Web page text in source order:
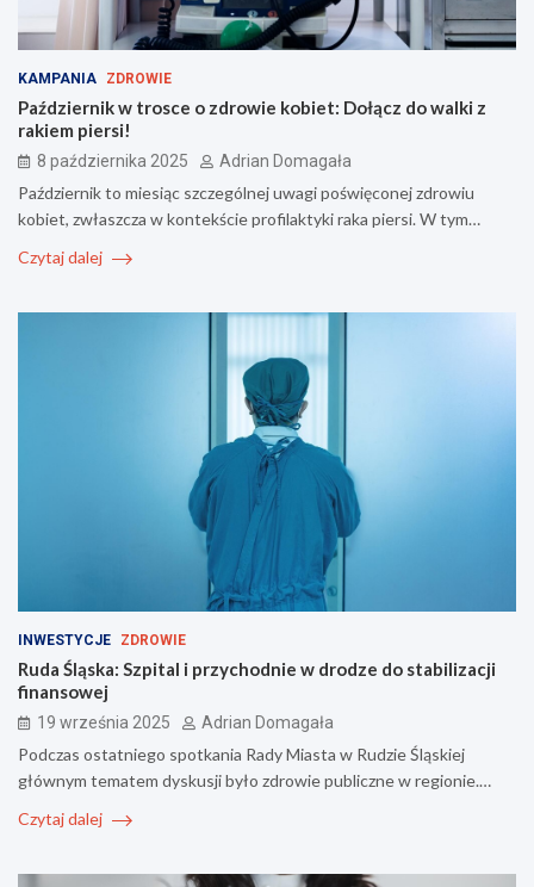
KAMPANIA ZDROWIE
Październik w trosce o zdrowie kobiet: Dołącz do walki z
rakiem piersi!
8 października 2025 Adrian Domagała
Październik to miesiąc szczególnej uwagi poświęconej zdrowiu
kobiet, zwłaszcza w kontekście profilaktyki raka piersi. W tym…
Czytaj dalej
INWESTYCJE ZDROWIE
Ruda Śląska: Szpital i przychodnie w drodze do stabilizacji
finansowej
19 września 2025 Adrian Domagała
Podczas ostatniego spotkania Rady Miasta w Rudzie Śląskiej
głównym tematem dyskusji było zdrowie publiczne w regionie.…
Czytaj dalej